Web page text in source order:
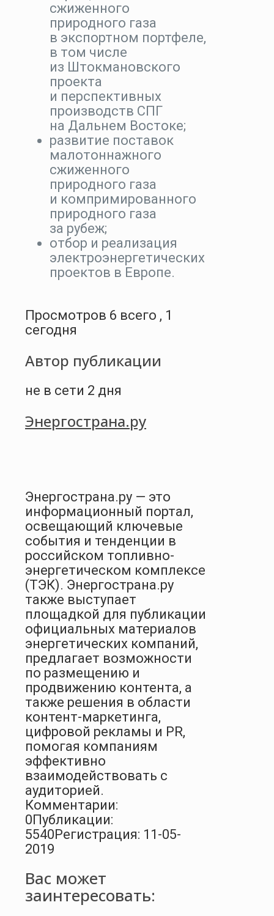
сжиженного
природного газа
в экспортном портфеле,
в том числе
из Штокмановского
проекта
и перспективных
производств СПГ
на Дальнем Востоке;
развитие поставок
малотоннажного
сжиженного
природного газа
и компримированного
природного газа
за рубеж;
отбор и реализация
электроэнергетических
проектов в Европе.
Просмотров 6 всего , 1
сегодня
Автор публикации
не в сети 2 дня
Энергострана.ру
Энергострана.ру — это
информационный портал,
освещающий ключевые
события и тенденции в
российском топливно-
энергетическом комплексе
(ТЭК). Энергострана.ру
также выступает
площадкой для публикации
официальных материалов
энергетических компаний,
предлагает возможности
по размещению и
продвижению контента, а
также решения в области
контент-маркетинга,
цифровой рекламы и PR,
помогая компаниям
эффективно
взаимодействовать с
аудиторией.
Комментарии:
0Публикации:
5540Регистрация: 11-05-
2019
Вас может
заинтересовать: